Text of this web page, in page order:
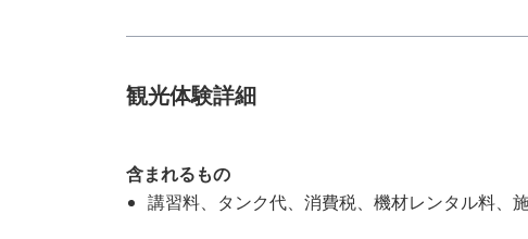
観光体験詳細
含まれるもの
講習料、タンク代、消費税、機材レンタル料、